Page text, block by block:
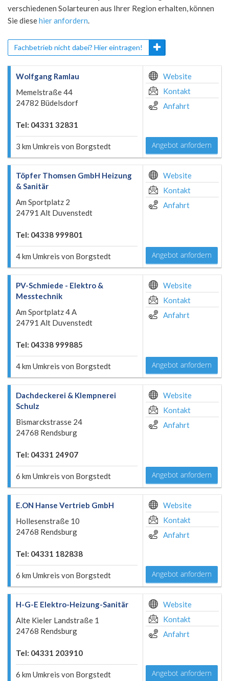
verschiedenen Solarteuren aus Ihrer Region erhalten, können
Sie diesehier anfordern.
Fachbetrieb nicht dabei? Hier eintragen!
Wolfgang Ramlau
Memelstraße 44
24782 Büdelsdorf
Tel: 04331 32831
3 km Umkreis von Borgstedt
Website
Kontakt
Anfahrt
Angebot anfordern
Töpfer Thomsen GmbH Heizung
& Sanitär
Am Sportplatz 2
24791 Alt Duvenstedt
Tel: 04338 999801
4 km Umkreis von Borgstedt
Website
Kontakt
Anfahrt
Angebot anfordern
PV-Schmiede - Elektro &
Messtechnik
Am Sportplatz 4 A
24791 Alt Duvenstedt
Tel: 04338 999885
4 km Umkreis von Borgstedt
Website
Kontakt
Anfahrt
Angebot anfordern
Dachdeckerei & Klempnerei
Schulz
Bismarckstrasse 24
24768 Rendsburg
Tel: 04331 24907
6 km Umkreis von Borgstedt
Website
Kontakt
Anfahrt
Angebot anfordern
E.ON Hanse Vertrieb GmbH
Hollesenstraße 10
24768 Rendsburg
Tel: 04331 182838
6 km Umkreis von Borgstedt
Website
Kontakt
Anfahrt
Angebot anfordern
H-G-E Elektro-Heizung-Sanitär
Alte Kieler Landstraße 1
24768 Rendsburg
Tel: 04331 203910
6 km Umkreis von Borgstedt
Website
Kontakt
Anfahrt
Angebot anfordern